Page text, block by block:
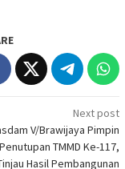
Next post
V/Brawijaya Pimpin
TMMD Ke-117,
Hasil Pembangunan